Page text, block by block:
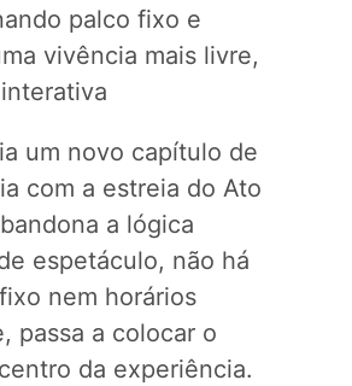
palco fixo e
vivência mais livre,
um novo capítulo de
com a estreia do Ato
a lógica
espetáculo, não há
nem horários
passa a colocar o
da experiência.